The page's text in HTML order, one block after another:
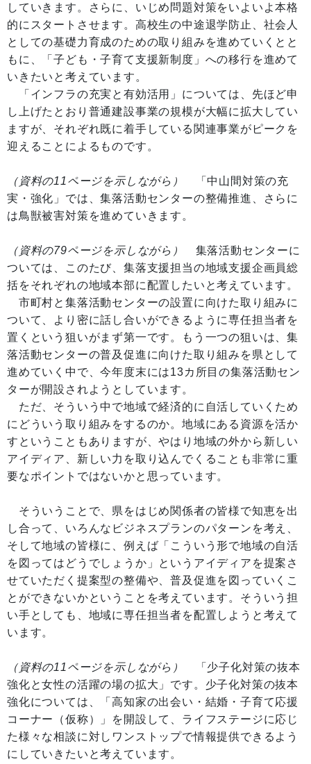
していきます。さらに、いじめ問題対策をいよいよ本格
的にスタートさせます。高校生の中途退学防止、社会人
としての基礎力育成のための取り組みを進めていくとと
もに、「子ども・子育て支援新制度」への移行を進めて
いきたいと考えています。
「インフラの充実と有効活用」については、先ほど申
し上げたとおり普通建設事業の規模が大幅に拡大してい
ますが、それぞれ既に着手している関連事業がピークを
迎えることによるものです。
（資料の11ページを示しながら）
「中山間対策の充
実・強化」では、集落活動センターの整備推進、さらに
は鳥獣被害対策を進めていきます。
（資料の79ページを示しながら）
集落活動センターに
ついては、このたび、集落支援担当の地域支援企画員総
括をそれぞれの地域本部に配置したいと考えています。
市町村と集落活動センターの設置に向けた取り組みに
ついて、より密に話し合いができるように専任担当者を
置くという狙いがまず第一です。もう一つの狙いは、集
落活動センターの普及促進に向けた取り組みを県として
進めていく中で、今年度末には13カ所目の集落活動セン
ターが開設されようとしています。
ただ、そういう中で地域で経済的に自活していくため
にどういう取り組みをするのか。地域にある資源を活か
すということもありますが、やはり地域の外から新しい
アイディア、新しい力を取り込んでくることも非常に重
要なポイントではないかと思っています。
そういうことで、県をはじめ関係者の皆様で知恵を出
し合って、いろんなビジネスプランのパターンを考え、
そして地域の皆様に、例えば「こういう形で地域の自活
を図ってはどうでしょうか」というアイディアを提案さ
せていただく提案型の整備や、普及促進を図っていくこ
とができないかということを考えています。そういう担
い手としても、地域に専任担当者を配置しようと考えて
います。
（資料の11ページを示しながら）
「少子化対策の抜本
強化と女性の活躍の場の拡大」です。少子化対策の抜本
強化については、「高知家の出会い・結婚・子育て応援
コーナー（仮称）」を開設して、ライフステージに応じ
た様々な相談に対しワンストップで情報提供できるよう
にしていきたいと考えています。